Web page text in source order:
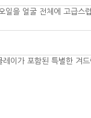
을 얼굴 전체에 고급스
이가 포함된 특별한 겨